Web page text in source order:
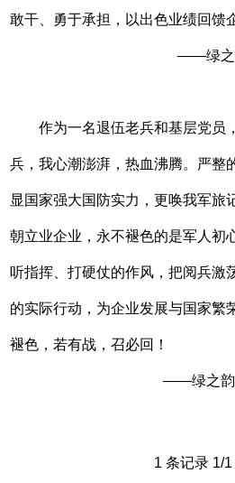
敢干、勇于承担，以出色业绩回馈
——绿之
作为一名退伍老兵和基层党员
兵，我心潮澎湃，热血沸腾。严整
显国家强大国防实力，更唤我军旅
朝立业企业，永不褪色的是军人初
听指挥、打硬仗的作风，把阅兵激
的实际行动，为企业发展与国家繁
褪色，若有战，召必回！
——绿之韵
1 条记录 1/1